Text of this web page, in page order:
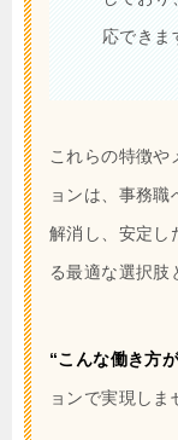
応できま
これらの特徴や
ョンは、事務
解消し、安定し
る最適な選択肢
“こんな働き方
ョンで実現しま